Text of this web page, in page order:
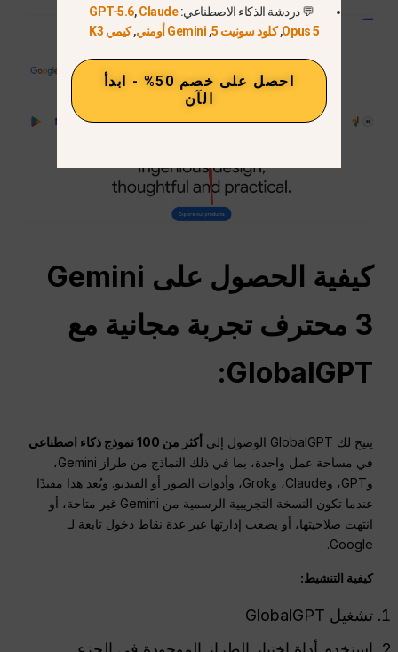
كيفية الحصول على Gemini
3 محترف تجربة مجانية مع
GlobalGPT:
يتيح لك GlobalGPT الوصول إلى
أكثر من 100 نموذج ذكاء اصطناعي
في مساحة عمل واحدة، بما في ذلك النماذج من طراز Gemini،
وGPT، وClaude، وGrok، وأدوات الصور أو الفيديو. ويُعد هذا مفيدًا
عندما تكون النسخة التجريبية الرسمية من Gemini غير متاحة، أو
انتهت صلاحيتها، أو يصعب إدارتها عبر عدة نقاط دخول تابعة لـ
Google.
كيفية التنشيط:
تشغيل GlobalGPT
💬 دردشة الذكاء الاصطناعي: GPT-5.6,Claude
Opus 5
,كلود سونيت 5 , Gemini أومني ,كيمي K3
احصل على خصم 50% - ابدأ
الآن